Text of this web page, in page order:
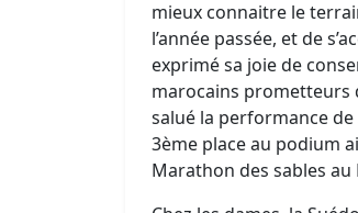
mieux connaitre le
l’année passée, et de
exprimé sa joie de
marocains prometteurs
salué la performance
3ème place au podium
Marathon des sables au